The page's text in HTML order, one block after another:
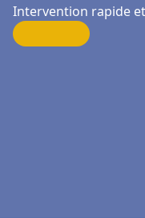
Intervention rapide